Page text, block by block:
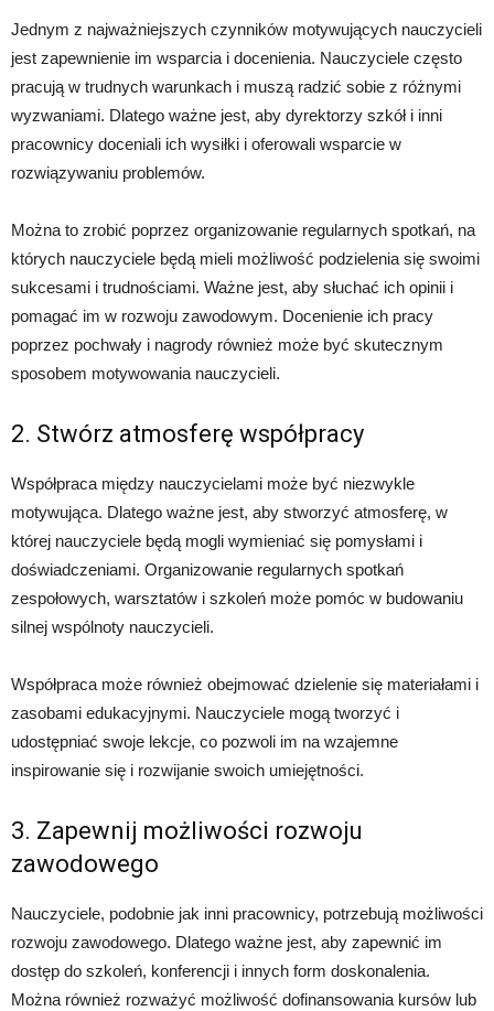
Jednym z najważniejszych czynników motywujących nauczycieli
jest zapewnienie im wsparcia i docenienia. Nauczyciele często
pracują w trudnych warunkach i muszą radzić sobie z różnymi
wyzwaniami. Dlatego ważne jest, aby dyrektorzy szkół i inni
pracownicy doceniali ich wysiłki i oferowali wsparcie w
rozwiązywaniu problemów.
Można to zrobić poprzez organizowanie regularnych spotkań, na
których nauczyciele będą mieli możliwość podzielenia się swoimi
sukcesami i trudnościami. Ważne jest, aby słuchać ich opinii i
pomagać im w rozwoju zawodowym. Docenienie ich pracy
poprzez pochwały i nagrody również może być skutecznym
sposobem motywowania nauczycieli.
2. Stwórz atmosferę współpracy
Współpraca między nauczycielami może być niezwykle
motywująca. Dlatego ważne jest, aby stworzyć atmosferę, w
której nauczyciele będą mogli wymieniać się pomysłami i
doświadczeniami. Organizowanie regularnych spotkań
zespołowych, warsztatów i szkoleń może pomóc w budowaniu
silnej wspólnoty nauczycieli.
Współpraca może również obejmować dzielenie się materiałami i
zasobami edukacyjnymi. Nauczyciele mogą tworzyć i
udostępniać swoje lekcje, co pozwoli im na wzajemne
inspirowanie się i rozwijanie swoich umiejętności.
3. Zapewnij możliwości rozwoju
zawodowego
Nauczyciele, podobnie jak inni pracownicy, potrzebują możliwości
rozwoju zawodowego. Dlatego ważne jest, aby zapewnić im
dostęp do szkoleń, konferencji i innych form doskonalenia.
Można również rozważyć możliwość dofinansowania kursów lub